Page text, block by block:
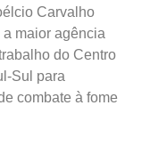
Carvalho
maior agência
do Centro
Sul para
combate à fome